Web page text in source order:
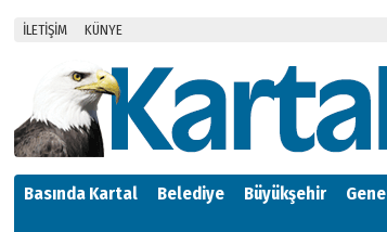
İLETİŞİM KÜNYE
Basında Kartal Belediye Büyükşehir